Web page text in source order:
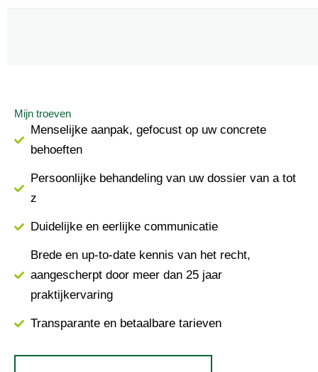
Mijn troeven
Menselijke aanpak, gefocust op uw concrete
behoeften
Persoonlijke behandeling van uw dossier van a tot
z
Duidelijke en eerlijke communicatie
Brede en up-to-date kennis van het recht,
aangescherpt door meer dan 25 jaar
praktijkervaring
Transparante en betaalbare tarieven